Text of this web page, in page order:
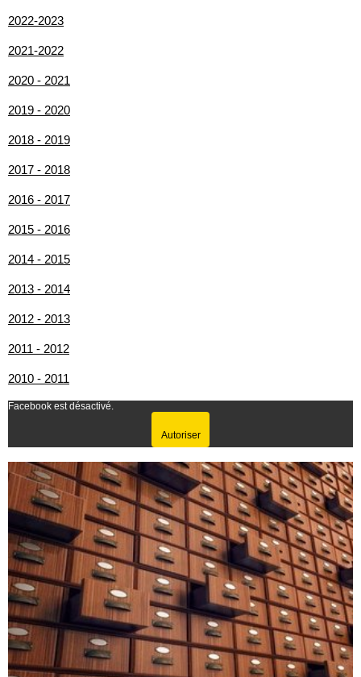
2022-2023
2021-2022
2020 - 2021
2019 - 2020
2018 - 2019
2017 - 2018
2016 - 2017
2015 - 2016
2014 - 2015
2013 - 2014
2012 - 2013
2011 - 2012
2010 - 2011
Facebook est désactivé.
Autoriser